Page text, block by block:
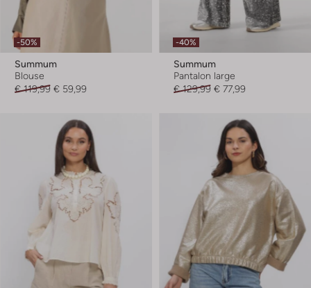
-50%
Summum
Blouse
€ 119,99 € 59,99
-40%
Summum
Pantalon large
€ 129,99 € 77,99